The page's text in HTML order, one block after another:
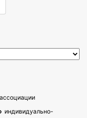
ассоциации
индивидуально-